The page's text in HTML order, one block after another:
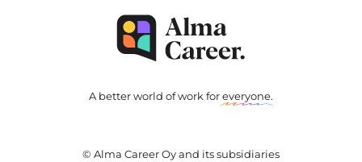
A better world of work foreveryone.
© Alma Career Oy and its subsidiaries